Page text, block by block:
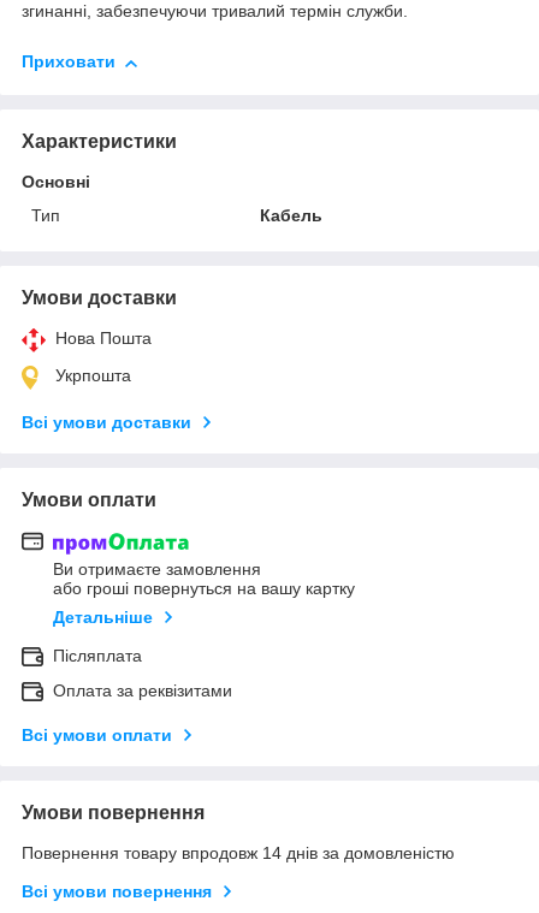
згинанні, забезпечуючи тривалий термін служби.
Приховати
Характеристики
Основні
Тип
Кабель
Умови доставки
Нова Пошта
Укрпошта
Всі умови доставки
Умови оплати
Ви отримаєте замовлення
або гроші повернуться на вашу картку
Детальніше
Післяплата
Оплата за реквізитами
Всі умови оплати
Умови повернення
Повернення товару впродовж 14 днів за домовленістю
Всі умови повернення